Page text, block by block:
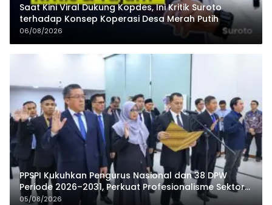
Saat Kini Viral Dukung Kopdes, Ini Kritik Suroto
terhadap Konsep Koperasi Desa Merah Putih
06/08/2026
PPSPI Kukuhkan Pengurus Nasional dan 38 DPW
Periode 2026–2031, Perkuat Profesionalisme Sektor
Publik
05/08/2026